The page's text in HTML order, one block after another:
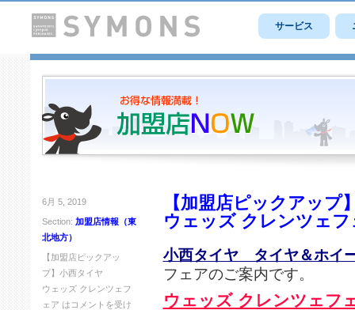
サービス
6月 5, 2019
Section: 加盟店情報（東
北地方）
【加盟店ピックアッ
プ】小西タイヤ
ウェッズ クレンツェフ
ェア は コメントを受け
【加盟店ピックアップ
ウェッズ クレンツェフ
小西タイヤ タイヤ＆ホイ
フェアのご案内です。
ウェッズ クレンツェフ